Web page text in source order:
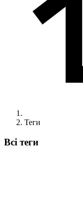
Теги
Всі теги